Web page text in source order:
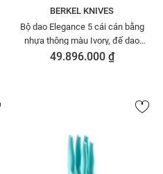
BERKEL KNIVES
Bộ dao Elegance 5 cái cán bằng
nhựa thông màu Ivory, đế dao
bọc da bò màu Ivory BERKEL
49.896.000 ₫